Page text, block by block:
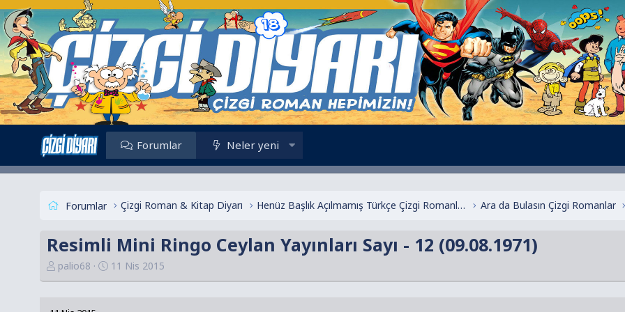
Forumlar Neler yeni
Forumlar Çizgi Roman & Kitap Diyarı Henüz Başlık Açılmamış Türkçe Çizgi Romanlar Ara da Bulasın Çizgi Romanlar
Resimli Mini Ringo Ceylan Yayınları Sayı - 12 (09.08.1971)
K
o
palio68
B
a
11 Nis 2015